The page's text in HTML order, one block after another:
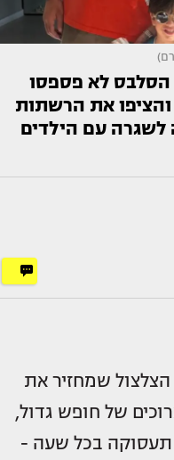
הסלבס לא פספסו
והציפו את הרשתות
לשגרה עם הילדים
הצלצול שמחזיר את
של חופש גדול,
תעסוקה בכל שעה -